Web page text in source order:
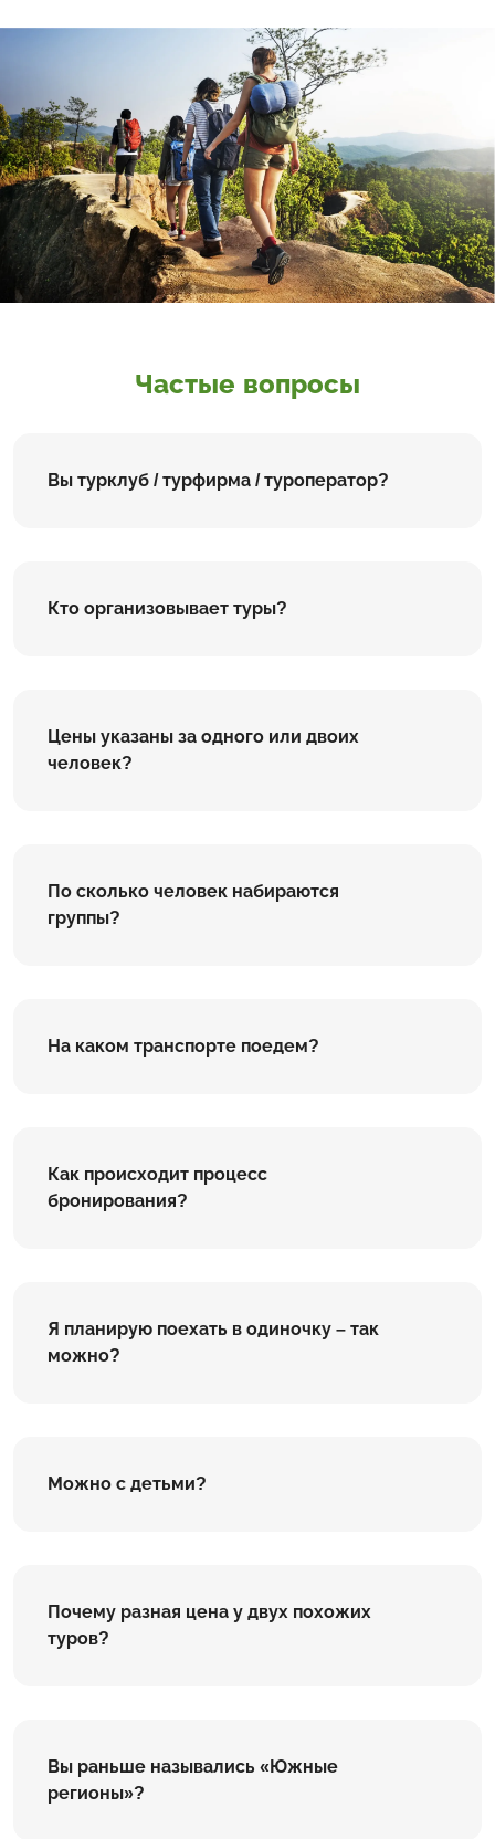
Частые вопросы
Вы турклуб / турфирма / туроператор?
Кто организовывает туры?
Цены указаны за одного или двоих
человек?
По сколько человек набираются
группы?
На каком транспорте поедем?
Как происходит процесс
бронирования?
Я планирую поехать в одиночку – так
можно?
Можно с детьми?
Почему разная цена у двух похожих
туров?
Вы раньше назывались «Южные
регионы»?